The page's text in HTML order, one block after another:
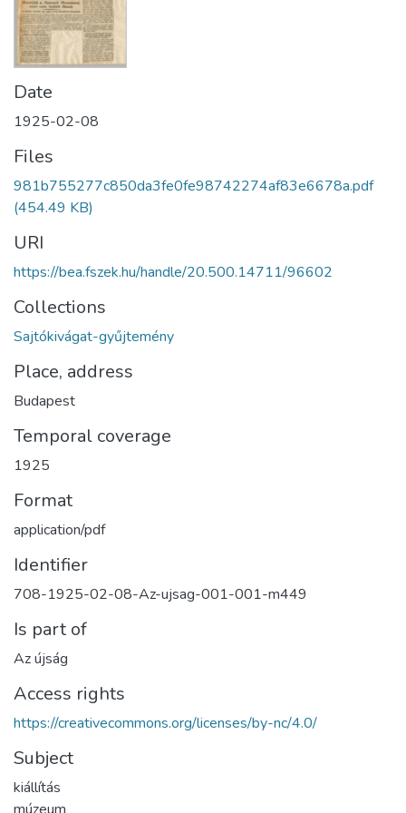
Date
1925-02-08
Files
981b755277c850da3fe0fe98742274af83e6678a.pdf
(454.49 KB)
URI
https://bea.fszek.hu/handle/20.500.14711/96602
Collections
Sajtókivágat-gyűjtemény
Place, address
Budapest
Temporal coverage
1925
Format
application/pdf
Identifier
708-1925-02-08-Az-ujsag-001-001-m449
Is part of
Az újság
Access rights
https://creativecommons.org/licenses/by-nc/4.0/
Subject
kiállítás